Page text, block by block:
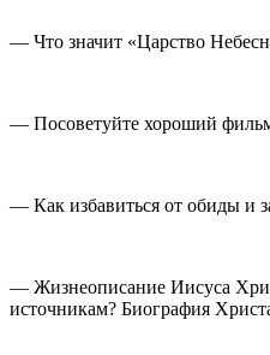
— Что значит «Царство
— Посоветуйте хороший
— Как избавиться от обиды и
— Жизнеописание Иисуса
источникам? Биография